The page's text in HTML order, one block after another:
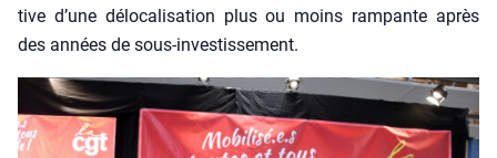
tive d’une délo­ca­li­sa­tion plus ou moins ram­pante après
des années de sous-inves­tis­se­ment.